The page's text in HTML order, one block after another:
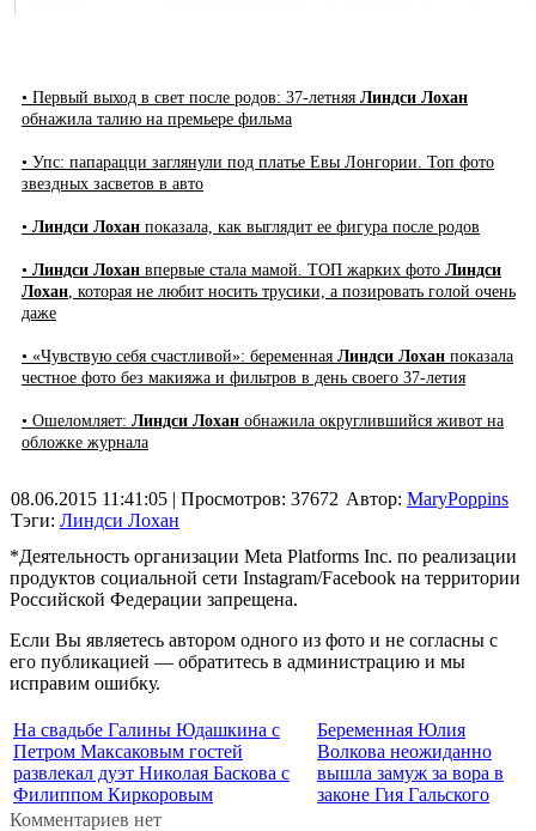
• Первый выход в свет после родов: 37-летняя Линдси Лохан
обнажила талию на премьере фильма
• Упс: папарацци заглянули под платье Евы Лонгории. Топ фото
звездных засветов в авто
• Линдси Лохан показала, как выглядит ее фигура после родов
• Линдси Лохан впервые стала мамой. ТОП жарких фото Линдси
Лохан , которая не любит носить трусики, а позировать голой очень
даже
• «Чувствую себя счастливой»: беременная Линдси Лохан показала
честное фото без макияжа и фильтров в день своего 37-летия
• Ошеломляет: Линдси Лохан обнажила округлившийся живот на
обложке журнала
08.06.2015 11:41:05 | Просмотров: 37672
Тэги: Линдси Лохан
Автор: MaryPoppins
*Деятельность организации Meta Platforms Inc. по реализации
продуктов социальной сети Instagram/Facebook на территории
Российской Федерации запрещена.
Если Вы являетесь автором одного из фото и не согласны с
его публикацией — обратитесь в администрацию и мы
исправим ошибку.
На свадьбе Галины Юдашкина с
Петром Максаковым гостей
развлекал дуэт Николая Баскова с
Филиппом Киркоровым
Беременная Юлия
Волкова неожиданно
вышла замуж за вора в
законе Гия Гальского
Комментариев нет